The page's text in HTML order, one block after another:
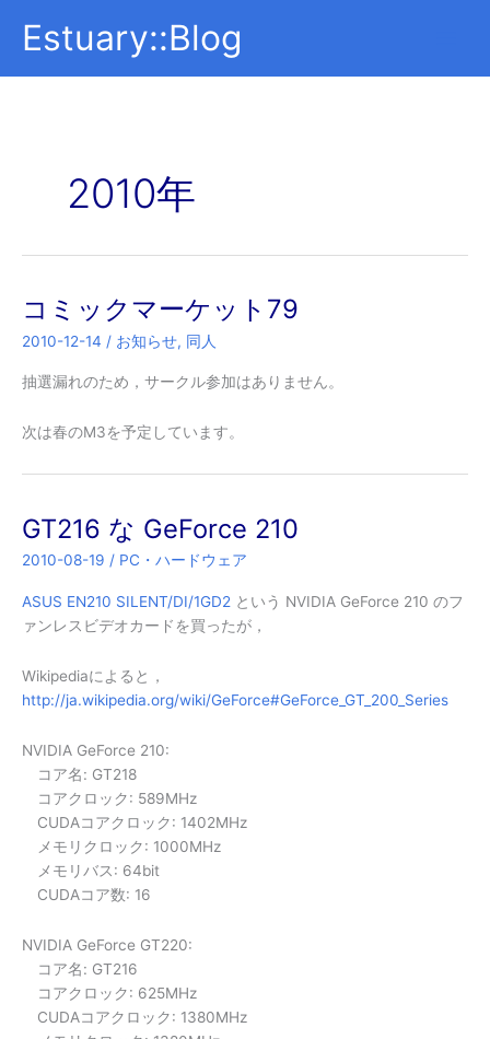
Estuary::Blog
2010年
コミックマーケット79
2010-12-14 / お知らせ, 同人
抽選漏れのため，サークル参加はありません。
次は春のM3を予定しています。
GT216 な GeForce 210
2010-08-19 / PC・ハードウェア
ASUS EN210 SILENT/DI/1GD2 という NVIDIA GeForce 210 のフ
ァンレスビデオカードを買ったが，
Wikipediaによると，
http://ja.wikipedia.org/wiki/GeForce#GeForce_GT_200_Series
NVIDIA GeForce 210:
コア名: GT218
コアクロック: 589MHz
CUDAコアクロック: 1402MHz
メモリクロック: 1000MHz
メモリバス: 64bit
CUDAコア数: 16
NVIDIA GeForce GT220:
コア名: GT216
コアクロック: 625MHz
CUDAコアクロック: 1380MHz